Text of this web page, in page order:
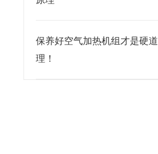
保养好空气加热机组才是硬道
理！